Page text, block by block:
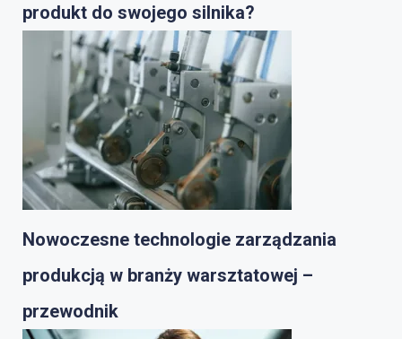
produkt do swojego silnika?
Nowoczesne technologie zarządzania
produkcją w branży warsztatowej –
przewodnik